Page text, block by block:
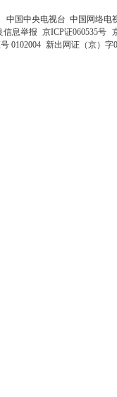
中国中央电视台 中国网络电
信息举报 京ICP证060535号
0102004 新出网证（京）